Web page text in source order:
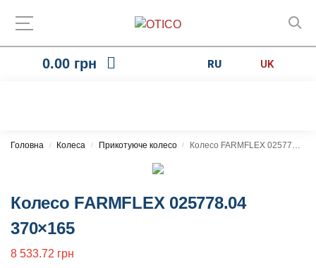
0.00 грн RU UK
Головна / Колеса / Прикотуюче колесо / Колесо FARMFLEX 025778.04 370×165
Колесо FARMFLEX 025778.04
370×165
8 533.72 грн